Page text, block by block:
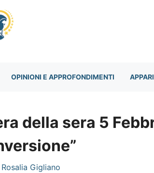
OPINIONI E APPROFONDIMENTI
della sera 5
Rosalia Gigliano